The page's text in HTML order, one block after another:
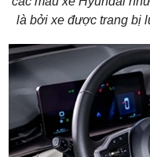
là bởi xe được trang bị